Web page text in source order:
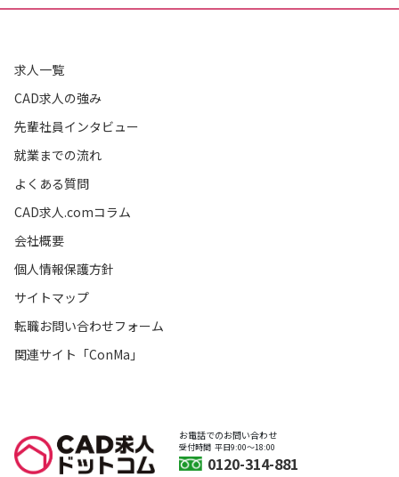
求人一覧
CAD求人の強み
先輩社員インタビュー
就業までの流れ
よくある質問
CAD求人.comコラム
会社概要
個人情報保護方針
サイトマップ
転職お問い合わせフォーム
関連サイト「ConMa」
お電話でのお問い合わせ
受付時間 平日9:00〜18:00
0120-314-881